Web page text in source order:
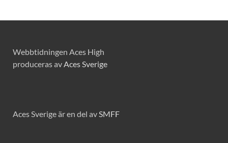
Webbtidningen Aces High
produceras avAces Sverige
Aces Sverige är en del avSMFF